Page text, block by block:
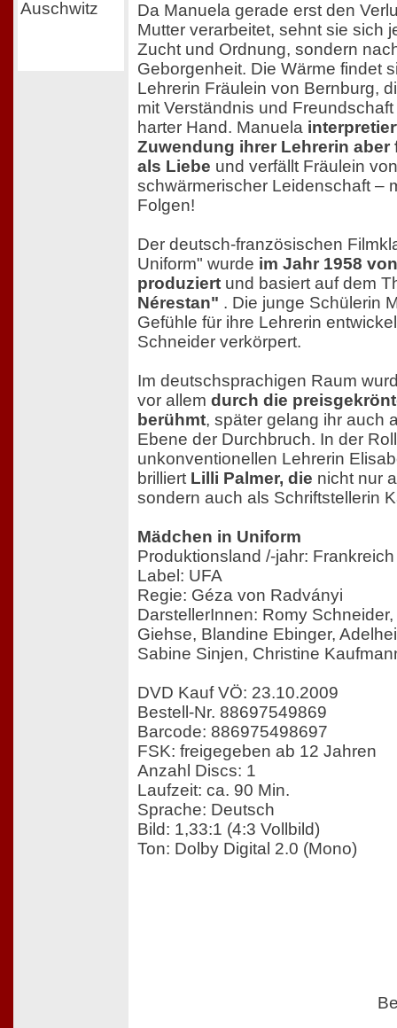
Da Manuela gerade erst den
Mutter verarbeitet, sehnt sie sich
Zucht und Ordnung, sondern
Geborgenheit. Die Wärme findet
Lehrerin Fräulein von Bernburg,
mit Verständnis und
harter Hand. Manuela
Zuwendung ihrer Lehrerin
als Liebe und verfällt Fräulein
schwärmerischer Leidenschaft –
Folgen!
Der deutsch-französischen
Uniform" wurde im Jahr 1958
produziert und basiert auf dem
Nérestan" . Die junge Schülerin
Gefühle für ihre Lehrerin
Schneider verkörpert.
Im deutschsprachigen Raum
vor allem durch die
berühmt, später gelang ihr auch
Ebene der Durchbruch. In der
unkonventionellen Lehrerin
brilliert Lilli Palmer, die nicht nur
sondern auch als Schriftstellerin
Mädchen in Uniform
Produktionsland /-jahr:
Label: UFA
Regie: Géza von Radványi
DarstellerInnen: Romy
Giehse, Blandine Ebinger,
Sabine Sinjen, Christine
DVD Kauf VÖ: 23.10.2009
Bestell-Nr. 88697549869
Barcode: 886975498697
FSK: freigegeben ab 12 Jahren
Anzahl Discs: 1
Laufzeit: ca. 90 Min.
Sprache: Deutsch
Bild: 1,33:1 (4:3 Vollbild)
Ton: Dolby Digital 2.0 (Mono)